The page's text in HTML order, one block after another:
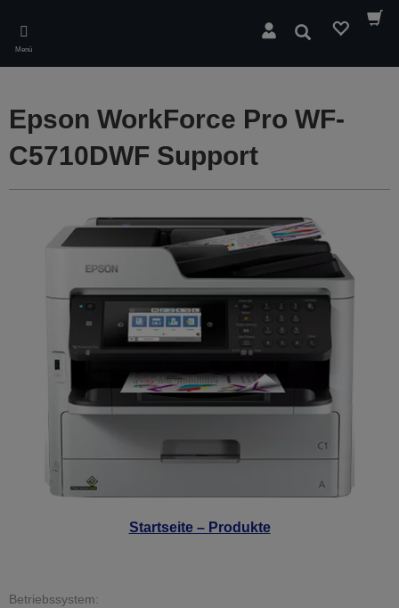
main
content
Menü
Suchen
Startseite – Produkte
Epson WorkForce Pro WF-
C5710DWF Support
Betriebssystem: